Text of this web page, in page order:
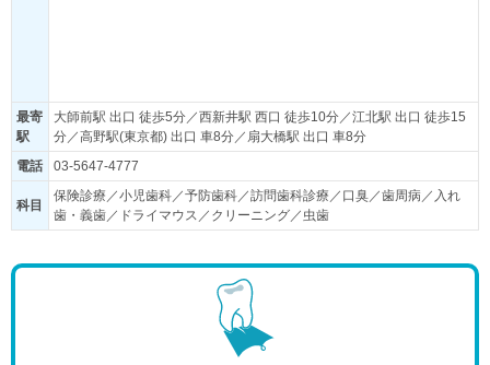
最寄
駅
大師前駅 出口 徒歩5分／西新井駅 西口 徒歩10分／江北駅 出口 徒歩15
分／高野駅(東京都) 出口 車8分／扇大橋駅 出口 車8分
電話
03-5647-4777
科目
保険診療／小児歯科／予防歯科／訪問歯科診療／口臭／歯周病／入れ
歯・義歯／ドライマウス／クリーニング／虫歯